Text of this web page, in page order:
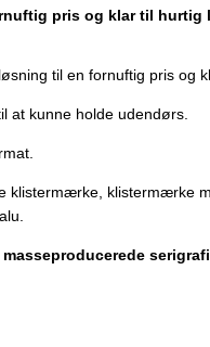
pris og klar til hurtig
til en fornuftig pris og
at kunne holde udendørs.
klistermærke, klistermærke